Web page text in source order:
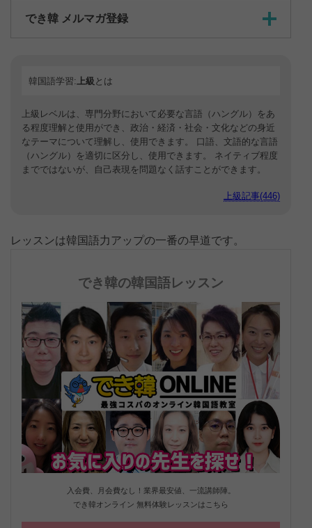
でき韓 メルマガ登録
韓国語学習: 上級 とは
上級レベルは、専門分野において必要な言語（ハングル）をあ
る程度理解と使用ができ、政治・経済・社会・文化などの身近
なテーマについて理解し、使用できます。 口語、文語的な言語
（ハングル）を適切に区分し、使用できます。 ネイティブ程度
までではないが、自己表現を問題なく話すことができます。
上級記事(446)
レッスンは韓国語力アップの一番の早道です。
でき韓の韓国語レッスン
入会費、月会費なし！業界最安値、一流講師陣。
でき韓オンライン 無料体験レッスンはこちら